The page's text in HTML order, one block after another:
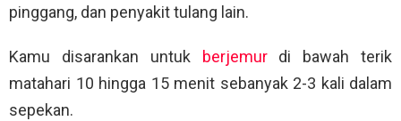
pinggang, dan penyakit tulang lain.
Kamu disarankan untuk berjemurdi bawah terik
matahari 10 hingga 15 menit sebanyak 2-3 kali dalam
sepekan.